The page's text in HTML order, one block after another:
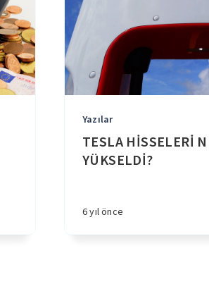
Yazılar
TESLA HİSSELERİ
YÜKSELDİ?
6 yıl önce